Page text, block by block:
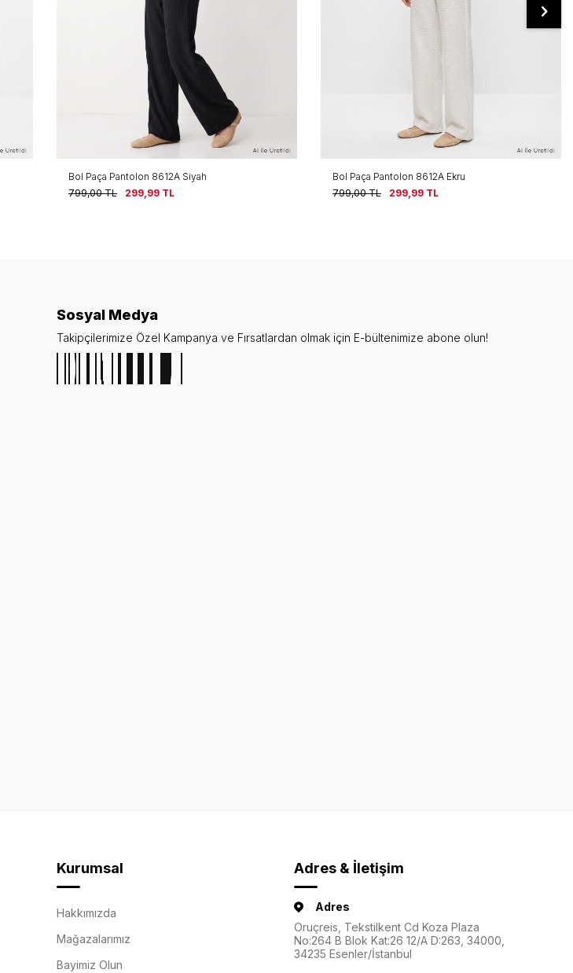
Bol Paça Pantolon 8612A Ekru
799,00TL 299,99 TL
Bol Paça Pantolon 8612A Kahve
799,00TL 299,99 TL
Sosyal Medya
Takipçilerimize Özel Kampanya ve Fırsatlardan olmak için E-bültenimize abone olun!
Kurumsal
Hakkımızda
Mağazalarımız
Bayimiz Olun
Adres & İletişim
Adres
Oruçreis, Tekstilkent Cd Koza Plaza
No:264 B Blok Kat:26 12/A D:263, 34000,
34235 Esenler/İstanbul